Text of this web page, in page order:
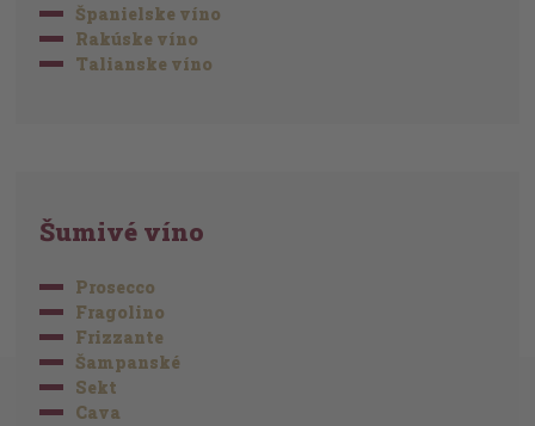
Španielske víno
Rakúske víno
Talianske víno
Šumivé víno
Prosecco
Fragolino
Frizzante
Šampanské
Sekt
Cava